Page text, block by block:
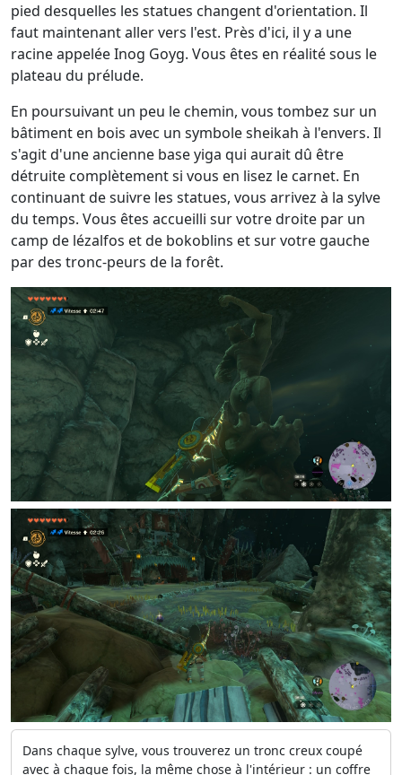
pied desquelles les statues changent d'orientation. Il
faut maintenant aller vers l'est. Près d'ici, il y a une
racine appelée Inog Goyg. Vous êtes en réalité sous le
plateau du prélude.
En poursuivant un peu le chemin, vous tombez sur un
bâtiment en bois avec un symbole sheikah à l'envers. Il
s'agit d'une ancienne base yiga qui aurait dû être
détruite complètement si vous en lisez le carnet. En
continuant de suivre les statues, vous arrivez à la sylve
du temps. Vous êtes accueilli sur votre droite par un
camp de lézalfos et de bokoblins et sur votre gauche
par des tronc-peurs de la forêt.
Dans chaque sylve, vous trouverez un tronc creux coupé
avec à chaque fois, la même chose à l'intérieur : un coffre